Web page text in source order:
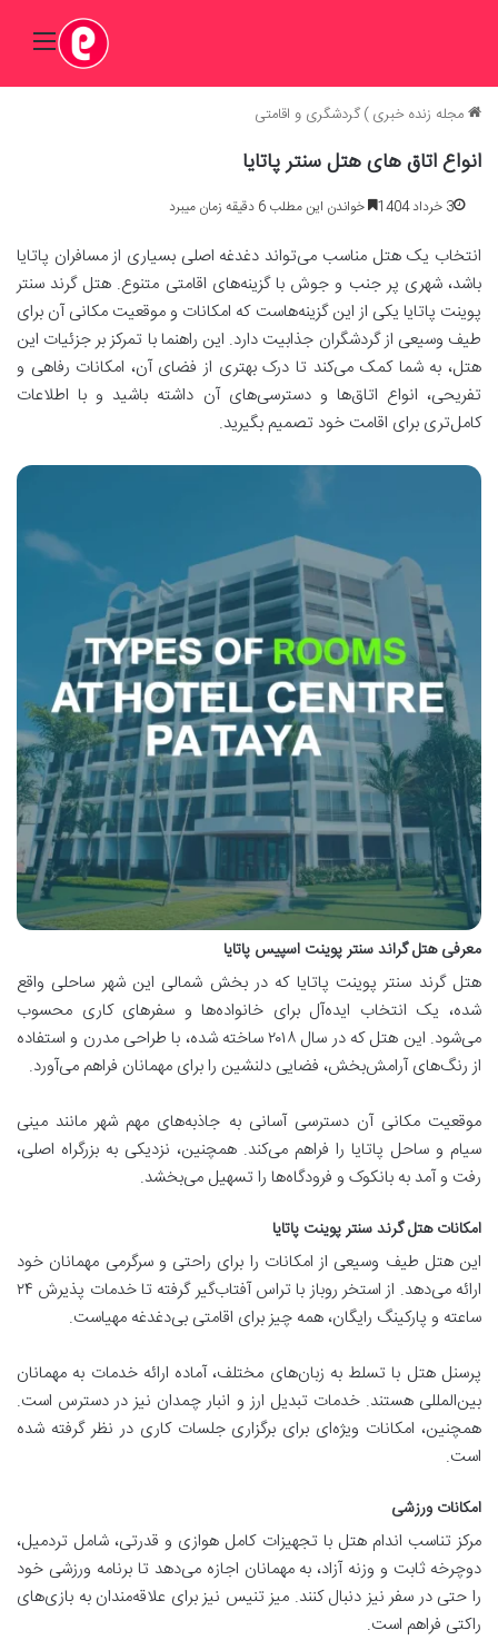
مجله زنده خبری)گردشگری و اقامتی
انواع اتاق های هتل سنتر پاتایا
3 خرداد 1404 خواندن این مطلب 6 دقیقه زمان میبرد
انتخاب یک هتل مناسب می‌تواند دغدغه اصلی بسیاری از مسافران پاتایا
باشد، شهری پر جنب و جوش با گزینه‌های اقامتی متنوع. هتل گرند سنتر
پوینت پاتایا یکی از این گزینه‌هاست که امکانات و موقعیت مکانی آن برای
طیف وسیعی از گردشگران جذابیت دارد. این راهنما با تمرکز بر جزئیات این
هتل، به شما کمک می‌کند تا درک بهتری از فضای آن، امکانات رفاهی و
تفریحی، انواع اتاق‌ها و دسترسی‌های آن داشته باشید و با اطلاعات
کامل‌تری برای اقامت خود تصمیم بگیرید.
معرفی هتل گراند سنتر پوینت اسپیس پاتایا
هتل گرند سنتر پوینت پاتایا که در بخش شمالی این شهر ساحلی واقع
شده، یک انتخاب ایده‌آل برای خانواده‌ها و سفرهای کاری محسوب
می‌شود. این هتل که در سال ۲۰۱۸ ساخته شده، با طراحی مدرن و استفاده
از رنگ‌های آرامش‌بخش، فضایی دلنشین را برای مهمانان فراهم می‌آورد.
موقعیت مکانی آن دسترسی آسانی به جاذبه‌های مهم شهر مانند مینی
سیام و ساحل پاتایا را فراهم می‌کند. همچنین، نزدیکی به بزرگراه اصلی،
رفت و آمد به بانکوک و فرودگاه‌ها را تسهیل می‌بخشد.
امکانات هتل گرند سنتر پوینت پاتایا
این هتل طیف وسیعی از امکانات را برای راحتی و سرگرمی مهمانان خود
ارائه می‌دهد. از استخر روباز با تراس آفتاب‌گیر گرفته تا خدمات پذیرش ۲۴
ساعته و پارکینگ رایگان، همه چیز برای اقامتی بی‌دغدغه مهیاست.
پرسنل هتل با تسلط به زبان‌های مختلف، آماده ارائه خدمات به مهمانان
بین‌المللی هستند. خدمات تبدیل ارز و انبار چمدان نیز در دسترس است.
همچنین، امکانات ویژه‌ای برای برگزاری جلسات کاری در نظر گرفته شده
است.
امکانات ورزشی
مرکز تناسب اندام هتل با تجهیزات کامل هوازی و قدرتی، شامل تردمیل،
دوچرخه ثابت و وزنه آزاد، به مهمانان اجازه می‌دهد تا برنامه ورزشی خود
را حتی در سفر نیز دنبال کنند. میز تنیس نیز برای علاقه‌مندان به بازی‌های
راکتی فراهم است.